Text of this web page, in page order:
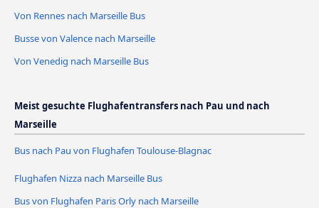
Von Rennes nach Marseille Bus
Busse von Valence nach Marseille
Von Venedig nach Marseille Bus
Meist gesuchte Flughafentransfers nach Pau und nach
Marseille
Bus nach Pau von Flughafen Toulouse-Blagnac
Flughafen Nizza nach Marseille Bus
Bus von Flughafen Paris Orly nach Marseille